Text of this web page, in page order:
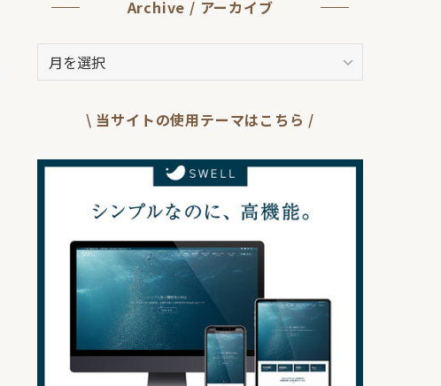
Archive / アーカイブ
Archive
/
イ
\ 当サイトの使用テーマはこちら /